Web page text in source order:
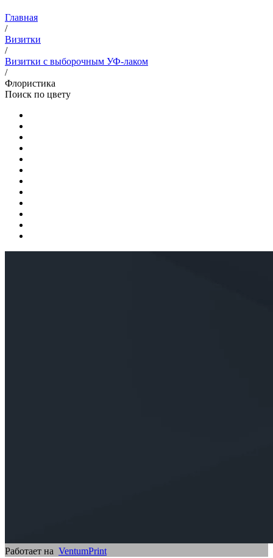
Главная
/
Визитки
/
Визитки с выборочным УФ-лаком
/
Флористика
Поиск по цвету
Работает на VentumPrint